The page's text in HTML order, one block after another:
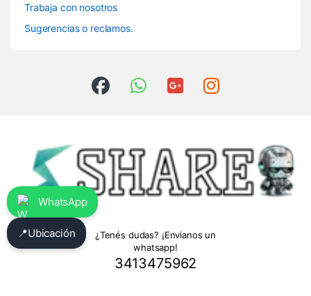
Trabaja con nosotros
Sugerencias o reclamos.
¿Tenés dudas? ¡Envianos un
whatsapp!
3413475962
WhatsApp
📍Ubicación